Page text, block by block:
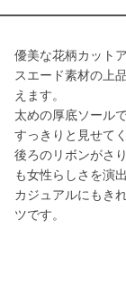
優美な花柄カット
スエード素材の上
えます。
太めの厚底ソール
すっきりと見せてく
後ろのリボンがさ
も女性らしさを演出
カジュアルにもき
ツです。